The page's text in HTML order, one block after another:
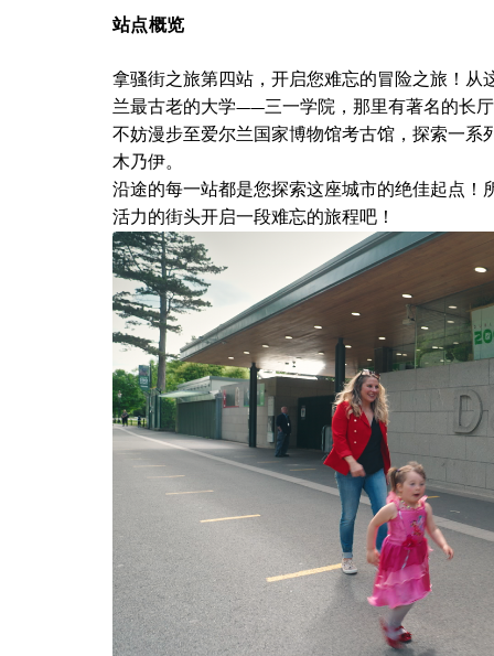
站点概览
拿骚街之旅第四站，开启您难忘的冒险之旅！
兰最古老的大学——三一学院，那里有著名的长
不妨漫步至爱尔兰国家博物馆考古馆，探索一
木乃伊。
沿途的每一站都是您探索这座城市的绝佳起点
活力的街头开启一段难忘的旅程吧！